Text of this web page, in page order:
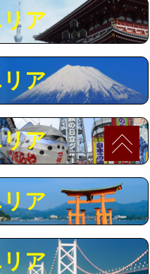
55,000円
66,000円
） 27,500円
） 38,500円
27,500円
16,500円
です。
ア
ア
ア
ア
ア